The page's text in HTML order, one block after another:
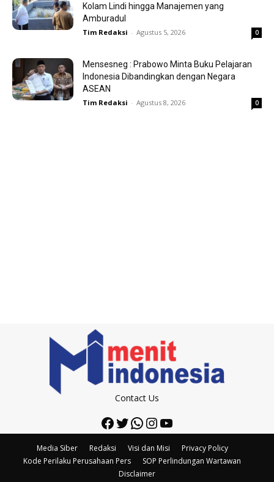
Kolam Lindi hingga Manajemen yang
Amburadul
Tim Redaksi - Agustus 5, 2026 0
Mensesneg : Prabowo Minta Buku Pelajaran
Indonesia Dibandingkan dengan Negara
ASEAN
Tim Redaksi - Agustus 8, 2026 0
Contact Us
Facebook
Twitter
WhatsApp
Instagram
YouTube
Media Siber Redaksi Visi dan Misi
Privacy Policy
Kode Perilaku Perusahaan Pers
SOP Perlindungan Wartawan
Disclaimer